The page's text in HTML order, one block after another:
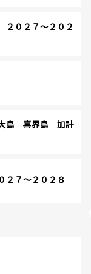
０２７～２０２
島 喜界島 加計
７～２０２８